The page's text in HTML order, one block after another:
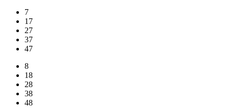
7
17
27
37
47
8
18
28
38
48